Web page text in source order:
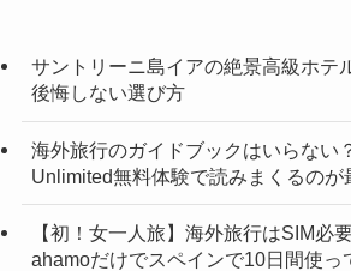
サントリーニ島イアの絶景高級ホテ
後悔しない選び方
海外旅行のガイドブックはいらない
Unlimited無料体験で読みまくるのが
【初！女一人旅】海外旅行はSIM必
ahamoだけでスペインで10日間使っ